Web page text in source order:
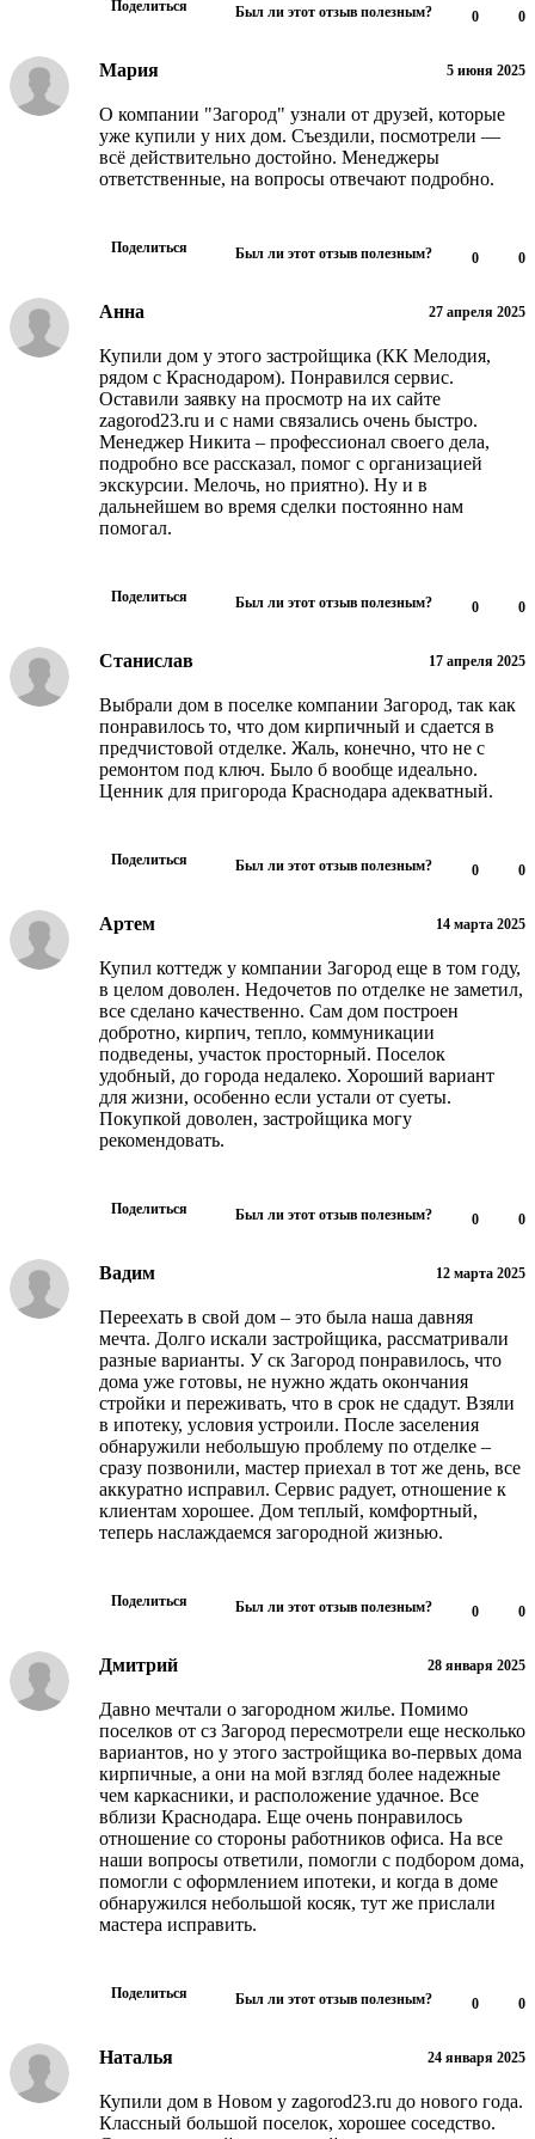
Поделиться Был ли этот отзыв полезным? 0 0
5 июня 2025
Мария
О компании "Загород" узнали от друзей, которые
уже купили у них дом. Съездили, посмотрели —
всё действительно достойно. Менеджеры
ответственные, на вопросы отвечают подробно.
Поделиться Был ли этот отзыв полезным? 0 0
27 апреля 2025
Анна
Купили дом у этого застройщика (КК Мелодия,
рядом с Краснодаром). Понравился сервис.
Оставили заявку на просмотр на их сайте
zagorod23.ru и с нами связались очень быстро.
Менеджер Никита – профессионал своего дела,
подробно все рассказал, помог с организацией
экскурсии. Мелочь, но приятно). Ну и в
дальнейшем во время сделки постоянно нам
помогал.
Поделиться Был ли этот отзыв полезным? 0 0
17 апреля 2025
Станислав
Выбрали дом в поселке компании Загород, так как
понравилось то, что дом кирпичный и сдается в
предчистовой отделке. Жаль, конечно, что не с
ремонтом под ключ. Было б вообще идеально.
Ценник для пригорода Краснодара адекватный.
Поделиться Был ли этот отзыв полезным? 0 0
14 марта 2025
Артем
Купил коттедж у компании Загород еще в том году,
в целом доволен. Недочетов по отделке не заметил,
все сделано качественно. Сам дом построен
добротно, кирпич, тепло, коммуникации
подведены, участок просторный. Поселок
удобный, до города недалеко. Хороший вариант
для жизни, особенно если устали от суеты.
Покупкой доволен, застройщика могу
рекомендовать.
Поделиться Был ли этот отзыв полезным? 0 0
12 марта 2025
Вадим
Переехать в свой дом – это была наша давняя
мечта. Долго искали застройщика, рассматривали
разные варианты. У ск Загород понравилось, что
дома уже готовы, не нужно ждать окончания
стройки и переживать, что в срок не сдадут. Взяли
в ипотеку, условия устроили. После заселения
обнаружили небольшую проблему по отделке –
сразу позвонили, мастер приехал в тот же день, все
аккуратно исправил. Сервис радует, отношение к
клиентам хорошее. Дом теплый, комфортный,
теперь наслаждаемся загородной жизнью.
Поделиться Был ли этот отзыв полезным? 0 0
28 января 2025
Дмитрий
Давно мечтали о загородном жилье. Помимо
поселков от сз Загород пересмотрели еще несколько
вариантов, но у этого застройщика во-первых дома
кирпичные, а они на мой взгляд более надежные
чем каркасники, и расположение удачное. Все
вблизи Краснодара. Еще очень понравилось
отношение со стороны работников офиса. На все
наши вопросы ответили, помогли с подбором дома,
помогли с оформлением ипотеки, и когда в доме
обнаружился небольшой косяк, тут же прислали
мастера исправить.
Поделиться Был ли этот отзыв полезным? 0 0
24 января 2025
Наталья
Купили дом в Новом у zagorod23.ru до нового года.
Классный большой поселок, хорошее соседство.